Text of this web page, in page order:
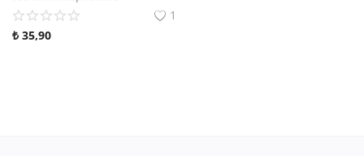
1
₺ 35,90